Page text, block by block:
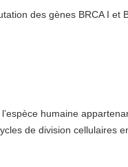
des gènes BRCA I et
humaine
de division cellulaires